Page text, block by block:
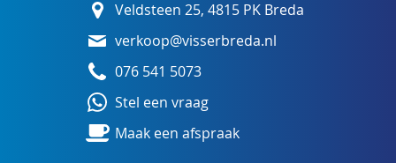
Veldsteen 25, 4815 PK Breda
verkoop@visserbreda.nl
076 541 5073
Stel een vraag
Maak een afspraak